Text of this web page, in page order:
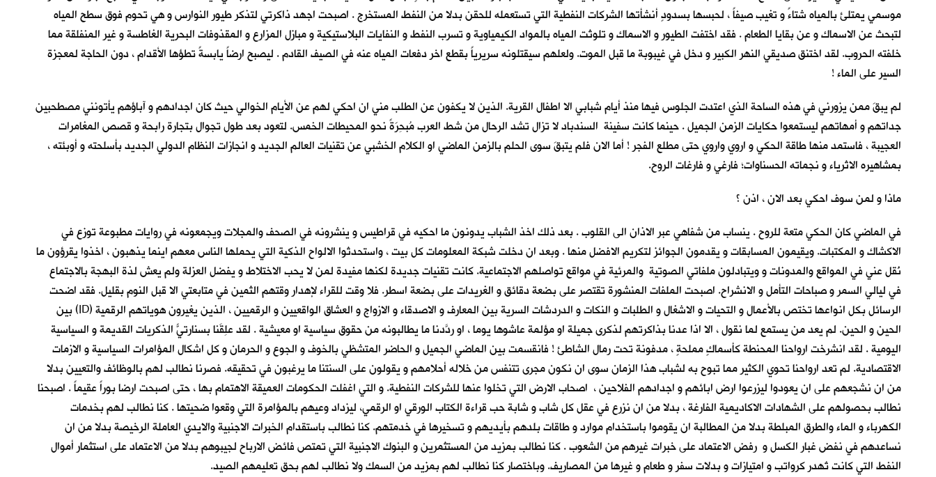
موسمي يمتلئ بالمياه شتاءً و تغيب صيفاً ، لحبسها بسدودٍ أنشأتها الشركات النفطية التي تستعمله للحقن بدلا من النفط المستخرج . اصبحت اجهد ذاكرتي لتذكر طيور النوارس و هي تحوم فوق سطح المياه
لتبحث عن الاسماك و عن بقايا الطعام . فقد اختفت الطيور و الاسماك و تلوثت المياه بالمواد الكيمياوية و تسرب النفط و النفايات البلاستيكية و مبازل المزارع و المقذوفات البحرية الغاطسة و غير المنفلقة مما
خلفته الحروب. لقد اختنق صديقي النهر الكبير و دخل في غيبوبة ما قبل الموت. ولعلهم سيقتلونه سريرياً بقطع اخر دفعات المياه عنه في الصيف القادم . ليصبح ارضاً يابسةً تطؤها الأقدام ، دون الحاجة لمعجزة
السير على الماء !
لم يبقَ ممن يزورني في هذه الساحة الذي اعتدت الجلوس فيها منذ أيام شبابي الا اطفال القرية. الذين لا يكفون عن الطلب مني ان احكي لهم عن الأيام الخوالي حيث كان اجدادهم و آباؤهم يأتونني مصطحبين
جداتهم و أمهاتهم ليستمعوا حكايات الزمن الجميل . حينما كانت سفينة السندباد لا تزال تشد الرحال من شط العرب مُبحِرَةً نحو المحيطات الخمس. لتعود بعد طول تجوال بتجارة رابحة و قصص المغامرات
العجيبة ، فاستمد منها طاقة الحكي و اروي واروي حتى مطلع الفجر ! أما الان فلم يتبقَ سوى الحلم بالزمن الماضي او الكلام الخشبي عن تقنيات العالم الجديد و انجازات النظام الدولي الجديد بأسلحته و أوبئته ،
بمشاهيره الاثرياء و نجماته الحسناوات؛ فارغي و فارغات الروح.
ماذا و لمن سوف احكي بعد الان ، اذن ؟
في الماضي كان الحكي متعة للروح . ينساب من شفاهي عبر الاذان الى القلوب . بعد ذلك اخذ الشباب يدونون ما احكيه في قراطيس و ينشرونه في الصحف والمجلات ويجمعونه في روايات مطبوعة توزع في
الاكشاك و المكتبات. ويقيمون المسابقات و يقدمون الجوائز لتكريم الافضل منها . وبعد ان دخلت شبكة المعلومات كل بيت ، واستحدثوا الالواح الذكية التي يحملها الناس معهم اينما يذهبون ، اخذوا يقرؤون ما
نُقل عني في المواقع والمدونات و ويتبادلون ملفاتي الصوتية والمرئية في مواقع تواصلهم الاجتماعية. كانت تقنيات جديدة لكنها مفيدة لمن لا يحب الاختلاط و يفضل العزلة ولم يعش لذة البهجة بالاجتماع
في ليالي السمر و صباحات التأمل و الانشراح. اصبحت الملفات المنشورة تقتصر على بضعة دقائق و الغريدات على بضعة اسطر. فلا وقت للقراء لإهدار وقتهم الثمين في متابعتي الا قبل النوم بقليل. فقد اضحت
الرسائل بكل انواعها تختص بالأعمال و التحيات و الاشغال و الطلبات و النكات و الدردشات السرية بين المعارف و الاصدقاء و الازواج و العشاق الواقعيين و الرقميين ، الذين يغيرون هوياتهم الرقمية (ID) بين
الحين و الحين. لم يعد من يستمع لما نقول ، الا اذا عدنا بذاكرتهم لذكرى جميلة او مؤلمة عاشوها يوما ، او ردّدنا ما يطالبونه من حقوق سياسية او معيشية . لقد عَلِقَنا بسنارتيًّ الذكريات القديمة و السياسية
اليومية . لقد انشرخت ارواحنا المحنطة كأسماكٍ مملحةٍ ، مدفونة تحت رمال الشاطئ ! فانقسمت بين الماضي الجميل و الحاضر المتشظي بالخوف و الجوع و الحرمان و كل اشكال المؤامرات السياسية و الازمات
الاقتصادية. لم تعد ارواحنا تحوي الكثير مما تبوح به لشباب هذا الزمان سوى ان نكون مجرى تتنفس من خلاله أحلامهم و يقولون على السنتنا ما يرغبون في تحقيقه. فصرنا نطالب لهم بالوظائف والتعيين بدلا
من ان نشجعهم على ان يعودوا ليزرعوا ارض ابائهم و اجدادهم الفلاحين ، اصحاب الارض التي تخلوا عنها للشركات النفطية. و التي اغفلت الحكومات العميقة الاهتمام بها ، حتى اصبحت ارضا بوراً عقيماً . اصبحنا
نطالب بحصولهم على الشهادات الاكاديمية الفارغة ، بدلا من ان نزرع في عقل كل شاب و شابة حب قراءة الكتاب الورقي او الرقمي، ليزداد وعيهم بالمؤامرة التي وقعوا ضحيتها . كنا نطالب لهم بخدمات
الكهرباء و الماء والطرق المبلطة بدلا من المطالبة ان يقوموا باستخدام موارد و طاقات بلدهم بأيديهم و تسخيرها في خدمتهم. كنا نطالب باستقدام الخبرات الاجنبية والايدي العاملة الرخيصة بدلا من ان
نساعدهم في نفض غبار الكسل و رفض الاعتماد على خبرات غيرهم من الشعوب . كنا نطالب بمزيد من المستثمرين و البنوك الاجنبية التي تمتص فائض الارباح لجيبوهم بدلا من الاعتماد على استثمار أموال
النفط التي كانت تُهدر كرواتب و امتيازات و بدلات سفر و طعام و غيرها من المصاريف. وباختصار كنا نطالب لهم بمزيد من السمك ولا نطالب لهم بحق تعليمهم الصيد.